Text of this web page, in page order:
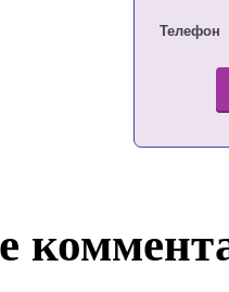
Телефон